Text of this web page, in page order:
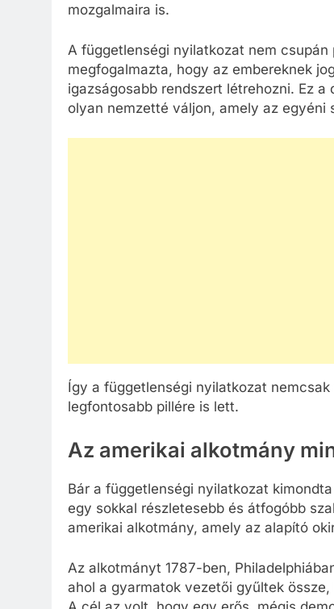
mozgalmaira is.
A függetlenségi nyilatkozat nem
megfogalmazta, hogy az embereknek
igazságosabb rendszert létrehozni. Ez
olyan nemzetté váljon, amely az egyéni
Így a függetlenségi nyilatkozat
legfontosabb pillére is lett.
Az amerikai alkotmány
Bár a függetlenségi nyilatkozat
egy sokkal részletesebb és átfogóbb
amerikai alkotmány, amely az alapító
Az alkotmányt 1787-ben,
ahol a gyarmatok vezetői gyűltek